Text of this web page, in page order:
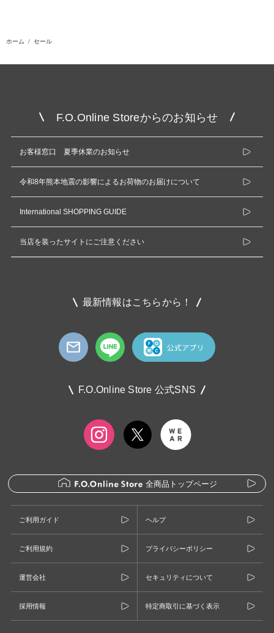
ホーム セール
F.O.Online Storeからのお知らせ
お客様窓口 夏季休業のお知らせ
令和8年熊本地震の影響によるお荷物のお届けについて
International SHOPPING GUIDE
当店を装ったサイトにご注意ください
最新情報はこちらから！
F.O.Online Store 公式SNS
全商品トップページ
ご利用ガイド ヘルプ
ご利用規約 プライバシーポリシー
運営会社 セキュリティについて
採用情報 特定商取引に基づく表示